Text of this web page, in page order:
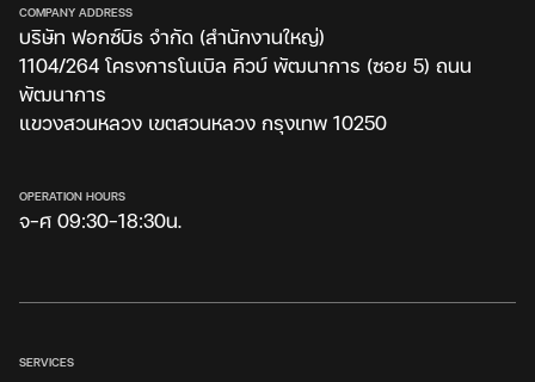
COMPANY ADDRESS
บริษัท ฟอกซ์บิธ จำกัด (สำนักงานใหญ่)
1104/264 โครงการโนเบิล คิวบ์ พัฒนาการ (ซอย 5) ถนน
พัฒนาการ
แขวงสวนหลวง เขตสวนหลวง กรุงเทพ 10250
OPERATION HOURS
จ-ศ 09:30-18:30น.
SERVICES